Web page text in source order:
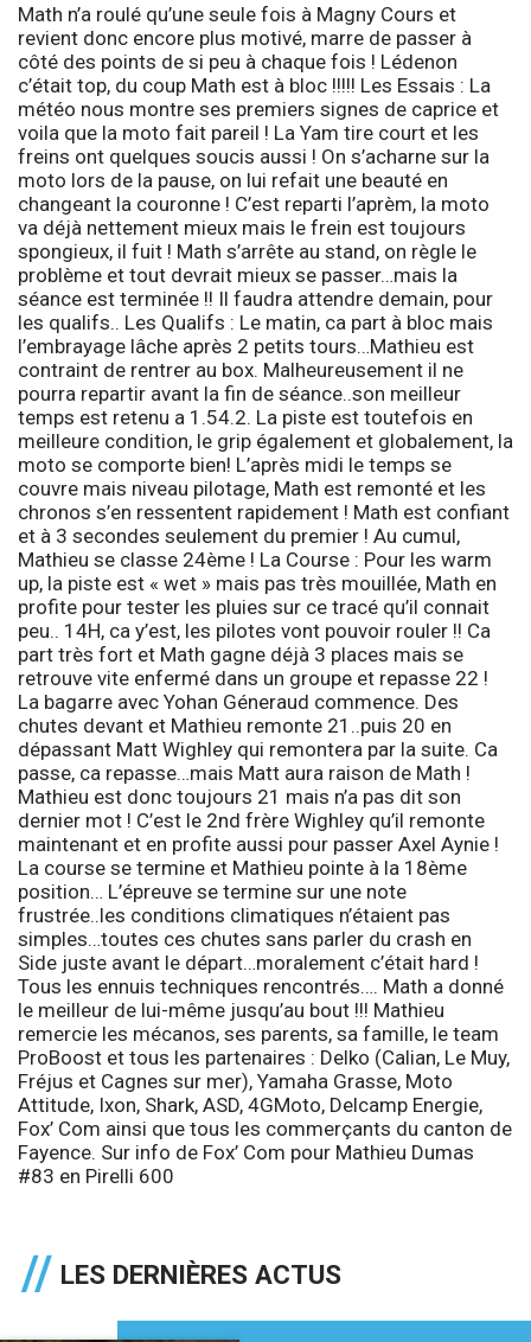
Math n’a roulé qu’une seule fois à Magny Cours et
revient donc encore plus motivé, marre de passer à
côté des points de si peu à chaque fois ! Lédenon
c’était top, du coup Math est à bloc !!!!! Les Essais : La
météo nous montre ses premiers signes de caprice et
voila que la moto fait pareil ! La Yam tire court et les
freins ont quelques soucis aussi ! On s’acharne sur la
moto lors de la pause, on lui refait une beauté en
changeant la couronne ! C’est reparti l’aprèm, la moto
va déjà nettement mieux mais le frein est toujours
spongieux, il fuit ! Math s’arrête au stand, on règle le
problème et tout devrait mieux se passer…mais la
séance est terminée !! Il faudra attendre demain, pour
les qualifs.. Les Qualifs : Le matin, ca part à bloc mais
l’embrayage lâche après 2 petits tours…Mathieu est
contraint de rentrer au box. Malheureusement il ne
pourra repartir avant la fin de séance..son meilleur
temps est retenu a 1.54.2. La piste est toutefois en
meilleure condition, le grip également et globalement, la
moto se comporte bien! L’après midi le temps se
couvre mais niveau pilotage, Math est remonté et les
chronos s’en ressentent rapidement ! Math est confiant
et à 3 secondes seulement du premier ! Au cumul,
Mathieu se classe 24ème ! La Course : Pour les warm
up, la piste est « wet » mais pas très mouillée, Math en
profite pour tester les pluies sur ce tracé qu’il connait
peu.. 14H, ca y’est, les pilotes vont pouvoir rouler !! Ca
part très fort et Math gagne déjà 3 places mais se
retrouve vite enfermé dans un groupe et repasse 22 !
La bagarre avec Yohan Géneraud commence. Des
chutes devant et Mathieu remonte 21..puis 20 en
dépassant Matt Wighley qui remontera par la suite. Ca
passe, ca repasse…mais Matt aura raison de Math !
Mathieu est donc toujours 21 mais n’a pas dit son
dernier mot ! C’est le 2nd frère Wighley qu’il remonte
maintenant et en profite aussi pour passer Axel Aynie !
La course se termine et Mathieu pointe à la 18ème
position… L’épreuve se termine sur une note
frustrée..les conditions climatiques n’étaient pas
simples…toutes ces chutes sans parler du crash en
Side juste avant le départ…moralement c’était hard !
Tous les ennuis techniques rencontrés…. Math a donné
le meilleur de lui-même jusqu’au bout !!! Mathieu
remercie les mécanos, ses parents, sa famille, le team
ProBoost et tous les partenaires : Delko (Calian, Le Muy,
Fréjus et Cagnes sur mer), Yamaha Grasse, Moto
Attitude, Ixon, Shark, ASD, 4GMoto, Delcamp Energie,
Fox’ Com ainsi que tous les commerçants du canton de
Fayence. Sur info de Fox’ Com pour Mathieu Dumas
#83 en Pirelli 600
LES DERNIÈRES ACTUS